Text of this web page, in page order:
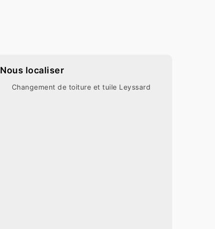
Nous localiser
Changement de toiture et tuile Leyssard